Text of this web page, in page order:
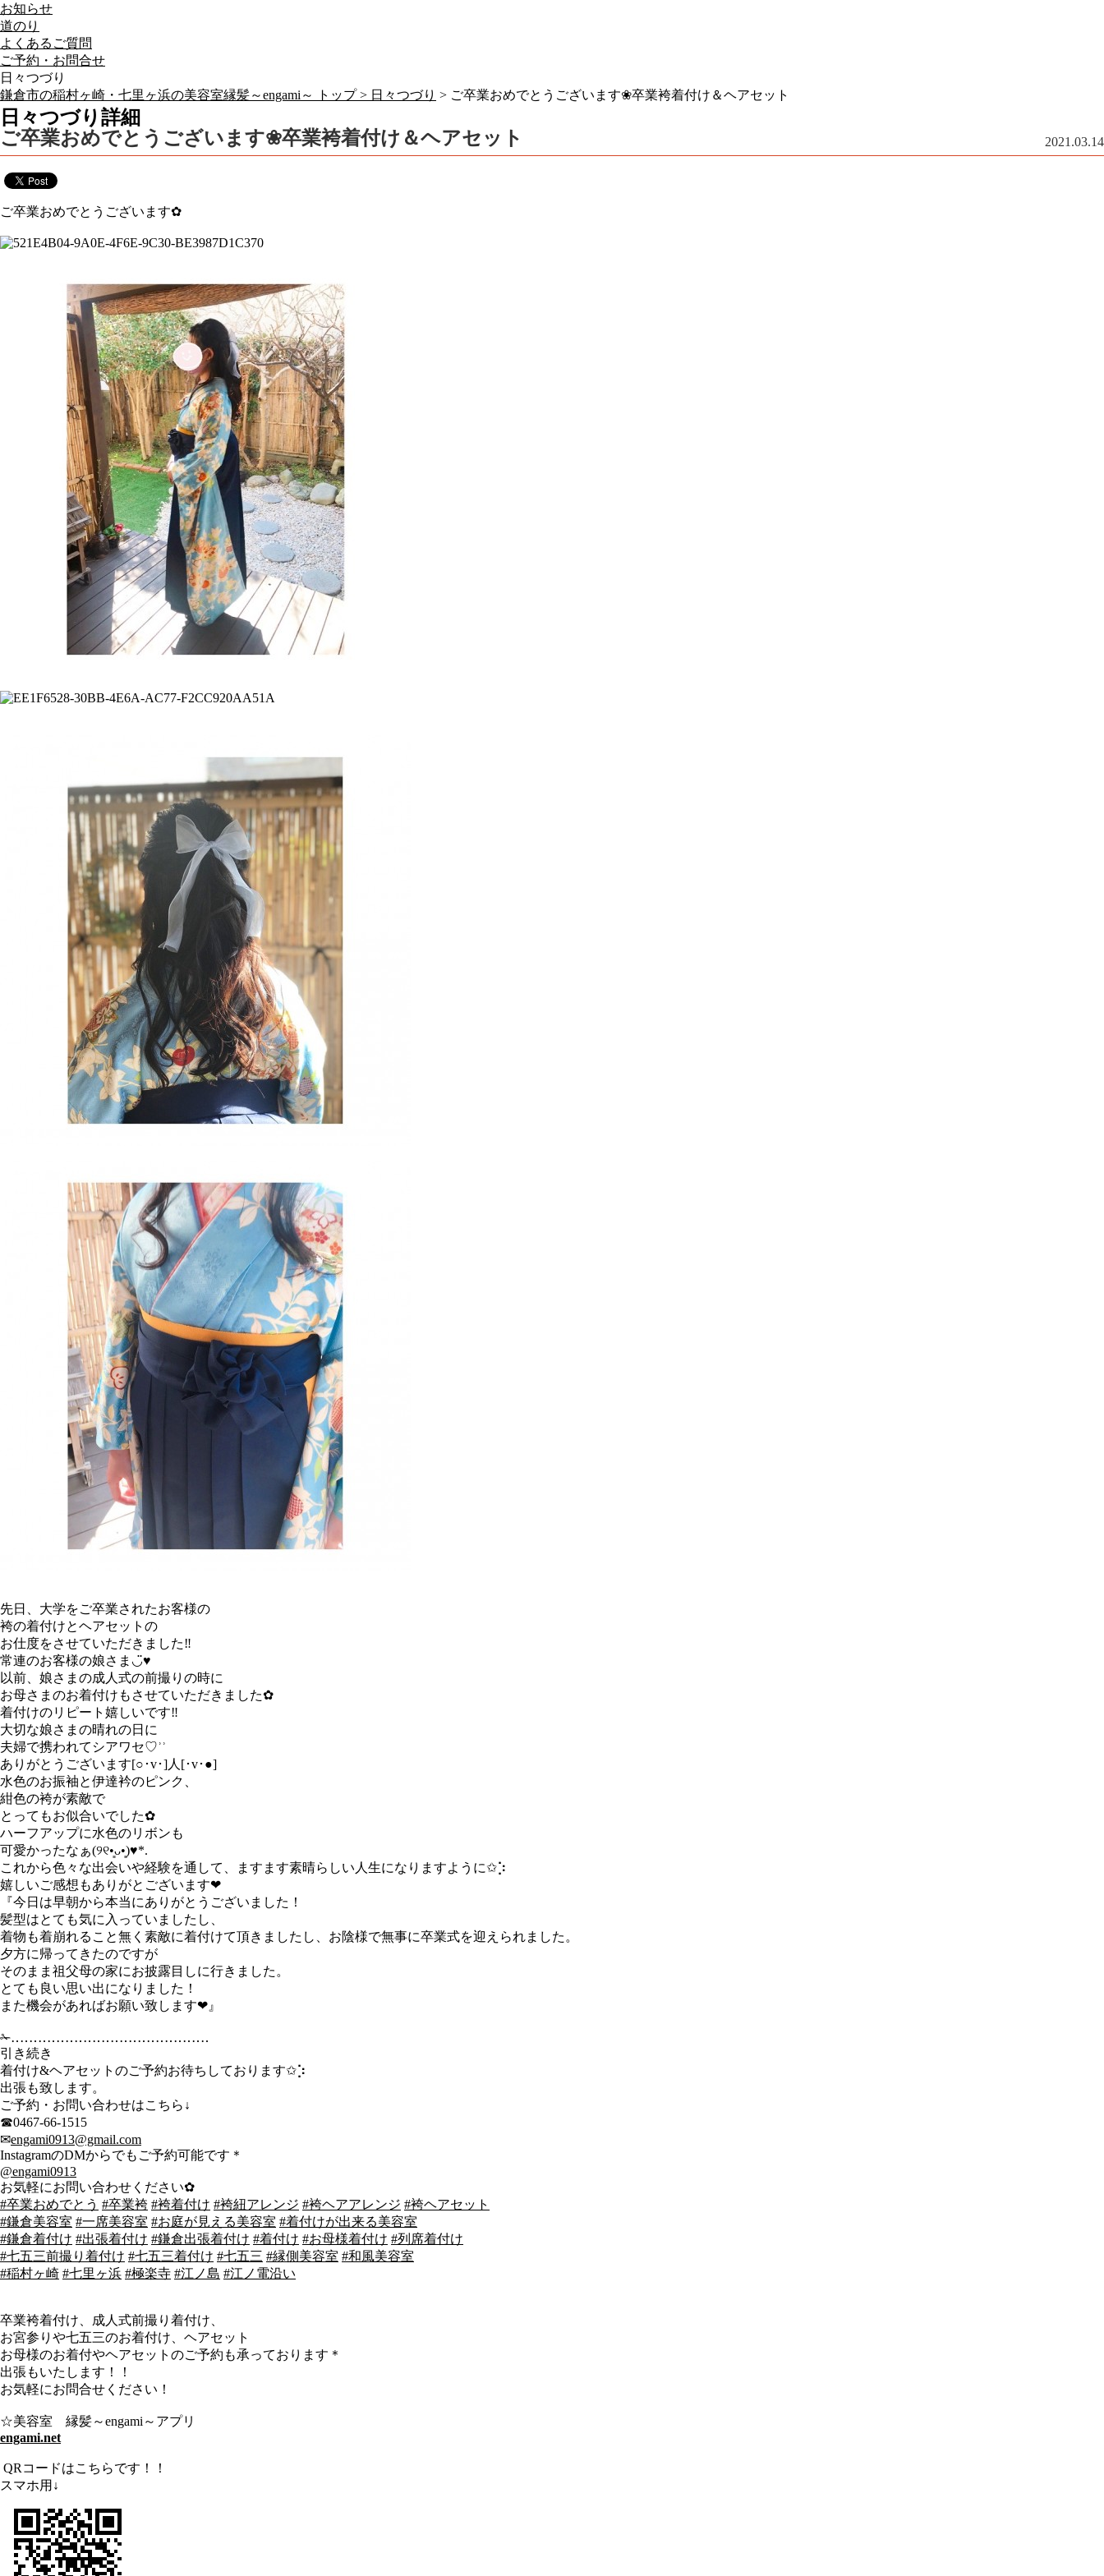
お知らせ
道のり
よくあるご質問
ご予約・お問合せ
日々つづり
鎌倉市の稲村ヶ崎・七里ヶ浜の美容室縁髪～engami～ トップ > 日々つづり > ご卒業おめでとうございます❀卒業袴着付け＆ヘアセット
日々つづり詳細
2021.03.14
ご卒業おめでとうございます❀卒業袴着付け＆ヘアセット
ご卒業おめでとうございます✿︎
先日、大学をご卒業されたお客様の
袴の着付けとヘアセットの
お仕度をさせていただきました‼︎
常連のお客様の娘さま◡̈♥︎
以前、娘さまの成人式の前撮りの時に
お母さまのお着付けもさせていただきました✿︎
着付けのリピート嬉しいです‼︎
大切な娘さまの晴れの日に
夫婦で携われてシアワセ♡︎ʾʾ
ありがとうございます[○︎･v･]人[･v･●︎]
水色のお振袖と伊達衿のピンク、
紺色の袴が素敵で
とってもお似合いでした✿︎
ハーフアップに水色のリボンも
可愛かったなぁ(୨୧•͈ᴗ•͈)♥*.
これから色々な出会いや経験を通して、ますます素晴らしい人生になりますように✩︎⡱
嬉しいご感想もありがとございます❤︎
『今日は早朝から本当にありがとうございました！
髪型はとても気に入っていましたし、
着物も着崩れること無く素敵に着付けて頂きましたし、お陰様で無事に卒業式を迎えられました。
夕方に帰ってきたのですが
そのまま祖父母の家にお披露目しに行きました。
とても良い思い出になりました！
また機会があればお願い致します❤︎』
✁︎‥‥‥‥‥‥‥‥‥‥‥‥‥‥‥‥‥‥‥‥‥‥
引き続き
着付け&ヘアセットのご予約お待ちしております✩︎⡱
出張も致します。
ご予約・お問い合わせはこちら↓
☎︎0467-66-1515
✉︎engami0913@gmail.com
InstagramのDMからでもご予約可能です＊
@engami0913
お気軽にお問い合わせください✿︎
#卒業おめでとう #卒業袴 #袴着付け #袴紐アレンジ #袴ヘアアレンジ #袴ヘアセット
#鎌倉美容室 #一席美容室 #お庭が見える美容室 #着付けが出来る美容室
#鎌倉着付け #出張着付け #鎌倉出張着付け #着付け #お母様着付け #列席着付け
#七五三前撮り着付け #七五三着付け #七五三 #縁側美容室 #和風美容室
#稲村ヶ崎 #七里ヶ浜 #極楽寺 #江ノ島 #江ノ電沿い
卒業袴着付け、成人式前撮り着付け、
お宮参りや七五三のお着付け、ヘアセット
お母様のお着付やヘアセットのご予約も承っております＊
出張もいたします！！
お気軽にお問合せください！
☆美容室 縁髪～engami～アプリ
engami.net
QRコードはこちらです！！
スマホ用↓